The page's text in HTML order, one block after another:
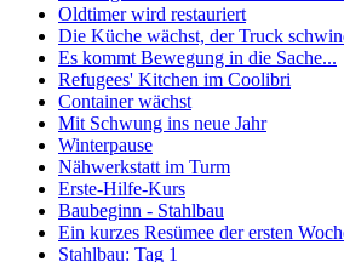
Oldtimer wird restauriert
Die Küche wächst, der Truck
Es kommt Bewegung in die Sache...
Refugees' Kitchen im Coolibri
Container wächst
Mit Schwung ins neue Jahr
Winterpause
Nähwerkstatt im Turm
Erste-Hilfe-Kurs
Baubeginn - Stahlbau
Ein kurzes Resümee der ersten
Stahlbau: Tag 1